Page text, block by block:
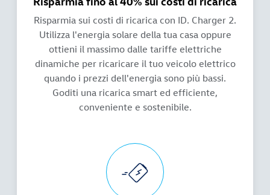
Risparmia sui costi di ricarica con ID. Charger 2.
Utilizza l'energia solare della tua casa oppure
ottieni il massimo dalle tariffe elettriche
dinamiche per ricaricare il tuo veicolo elettrico
quando i prezzi dell'energia sono più bassi.
Goditi una ricarica smart ed efficiente,
conveniente e sostenibile.